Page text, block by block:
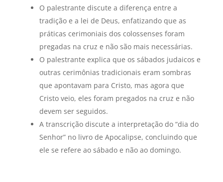
O palestrante discute a diferença entre a
tradição e a lei de Deus, enfatizando que as
práticas cerimoniais dos colossenses foram
pregadas na cruz e não são mais necessárias.
O palestrante explica que os sábados judaicos e
outras cerimônias tradicionais eram sombras
que apontavam para Cristo, mas agora que
Cristo veio, eles foram pregados na cruz e não
devem ser seguidos.
A transcrição discute a interpretação do “dia do
Senhor” no livro de Apocalipse, concluindo que
ele se refere ao sábado e não ao domingo.